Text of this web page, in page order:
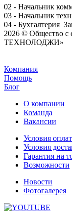
02 - Начальник
03 - Начальник
04 - Бухгалтерия
2026 © Общество с
ТЕХНОЛОДЖИ»
Компания
Помощь
Блог
О компании
Команда
Вакансии
Условия
Условия
Гарантия на
Возможности
Новости
Фотогалерея